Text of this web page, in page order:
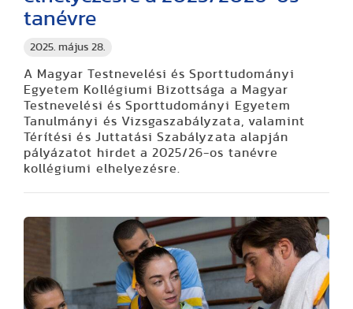
2025. május 28.
tanévre
A Magyar Testnevelési és Sporttudományi
Egyetem Kollégiumi Bizottsága a Magyar
Testnevelési és Sporttudományi Egyetem
Tanulmányi és Vizsgaszabályzata, valamint
Térítési és Juttatási Szabályzata alapján
pályázatot hirdet a 2025/26-os tanévre
kollégiumi elhelyezésre.